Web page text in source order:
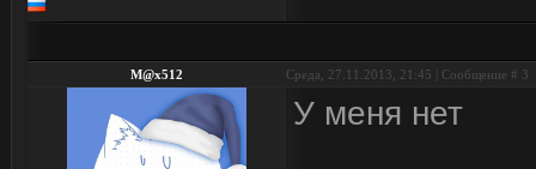
M@x512 Среда, 27.11.2013, 21:45 | Сообщение # 3
У меня нет